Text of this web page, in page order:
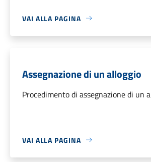
VAI ALLA PAGINA
Assegnazione di un alloggio
Procedimento di assegnazione di un
VAI ALLA PAGINA